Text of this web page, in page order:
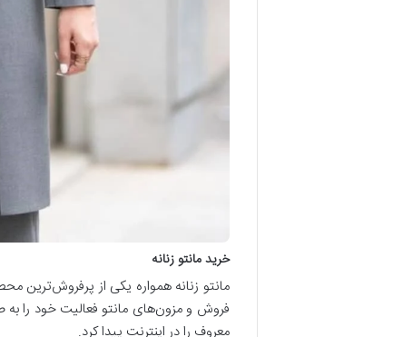
خرید مانتو زنانه
مانتو زنانه همواره یکی از پرفروش‌ترین
فروش و مزون‌های مانتو فعالیت خود را به
معروف را در اینترنت پیدا کرد.